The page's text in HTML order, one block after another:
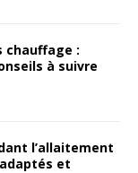
chauffage :
à suivre
l’allaitement
et